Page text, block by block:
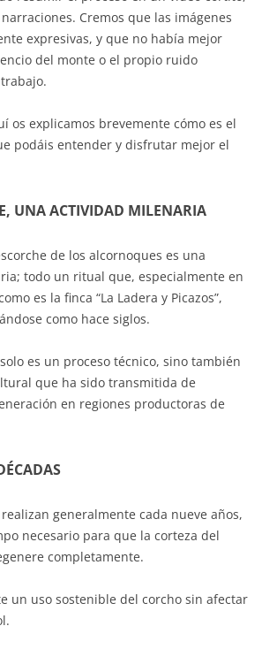
Cremos que las imágenes
expresivas, y que no había mejor
del monte o el propio ruido
os explicamos brevemente cómo es el
podáis entender y disfrutar mejor el
UNA ACTIVIDAD MILENARIA
de los alcornoques es una
todo un ritual que, especialmente en
es la finca “La Ladera y Picazos”,
como hace siglos.
es un proceso técnico, sino también
que ha sido transmitida de
en regiones productoras de
generalmente cada nueve años,
necesario para que la corteza del
completamente.
un uso sostenible del corcho sin afectar